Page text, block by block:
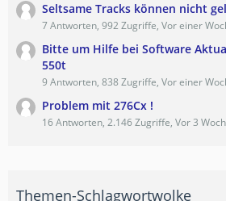
Seltsame Tracks können nicht
7 Antworten, 992 Zugriffe, Vor einer
Bitte um Hilfe bei Software
550t
9 Antworten, 838 Zugriffe, Vor einer
Problem mit 276Cx !
16 Antworten, 2.146 Zugriffe, Vor 3
Themen-Schlagwortwolke